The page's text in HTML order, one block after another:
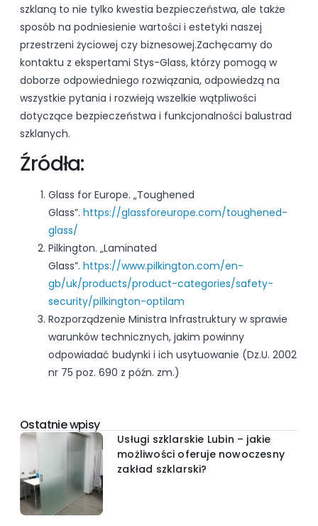
szklaną to nie tylko kwestia bezpieczeństwa, ale także
sposób na podniesienie wartości i estetyki naszej
przestrzeni życiowej czy biznesowej.Zachęcamy do
kontaktu z ekspertami Stys-Glass, którzy pomogą w
doborze odpowiedniego rozwiązania, odpowiedzą na
wszystkie pytania i rozwieją wszelkie wątpliwości
dotyczące bezpieczeństwa i funkcjonalności balustrad
szklanych.
Źródła:
Glass for Europe. „Toughened
Glass”. https://glassforeurope.com/toughened-
glass/
Pilkington. „Laminated
Glass”. https://www.pilkington.com/en-
gb/uk/products/product-categories/safety-
security/pilkington-optilam
Rozporządzenie Ministra Infrastruktury w sprawie
warunków technicznych, jakim powinny
odpowiadać budynki i ich usytuowanie (Dz.U. 2002
nr 75 poz. 690 z późn. zm.)
Ostatnie wpisy
Usługi szklarskie Lubin – jakie
możliwości oferuje nowoczesny
zakład szklarski?